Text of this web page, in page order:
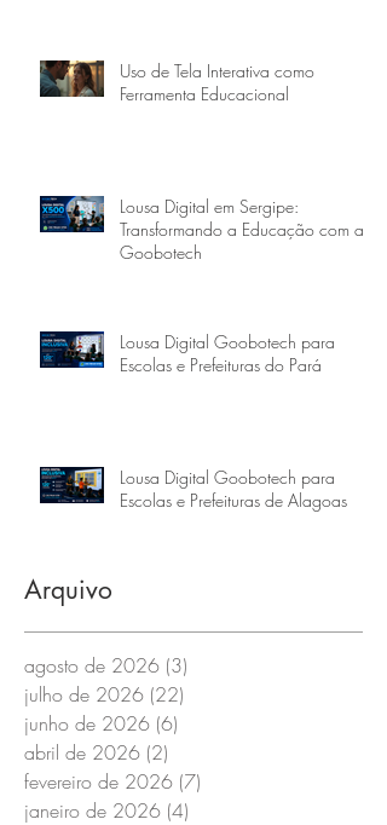
Uso de Tela Interativa como
Ferramenta Educacional
Lousa Digital em Sergipe:
Transformando a Educação com a
Goobotech
Lousa Digital Goobotech para
Escolas e Prefeituras do Pará
Lousa Digital Goobotech para
Escolas e Prefeituras de Alagoas
Arquivo
agosto de 2026 (3)
julho de 2026 (22)
junho de 2026 (6)
abril de 2026 (2)
fevereiro de 2026 (7)
janeiro de 2026 (4)